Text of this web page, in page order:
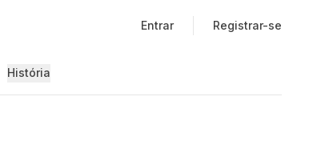
Entrar Registrar-se
História